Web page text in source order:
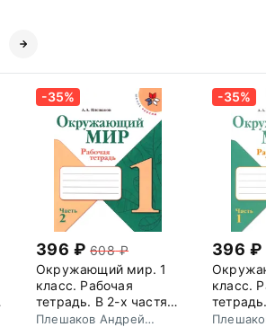
-35%
396
608
Окружающий мир. 1
класс. Рабочая
тетрадь. В 2-х частях.
Часть 2. ФГОС
Плешаков Андрей
-35%
396
класс.
Часть